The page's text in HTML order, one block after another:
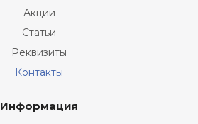
Акции
Статьи
Реквизиты
Контакты
Информация